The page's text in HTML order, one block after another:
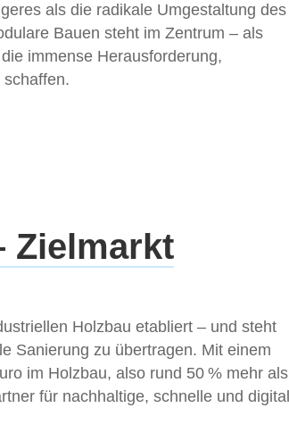
als die radikale Umgestaltung des
Bauen steht im Zentrum – als
immense Herausforderung,
Zielmarkt
Holzbau etabliert – und steht
Sanierung zu übertragen. Mit einem
im Holzbau, also rund 50 % mehr als
für nachhaltige, schnelle und digital